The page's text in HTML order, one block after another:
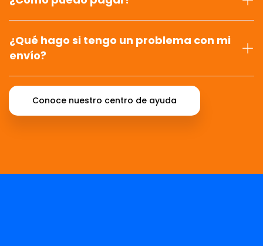
¿Qué hago si tengo un problema con mi
envío?
Conoce nuestro centro de ayuda